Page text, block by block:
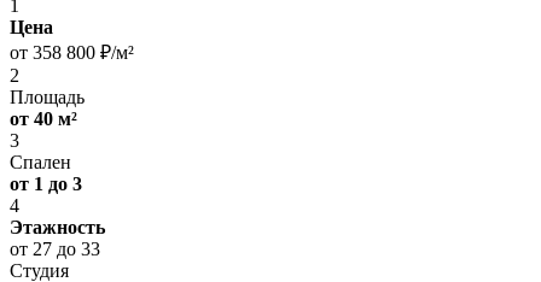
1
Цена
от 358 800 ₽/м²
2
Площадь
от 40 м²
3
Спален
от 1 до 3
4
Этажность
от 27 до 33
Студия